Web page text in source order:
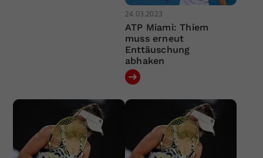
24.03.2023
ATP Miami: Thiem
muss erneut
Enttäuschung
abhaken